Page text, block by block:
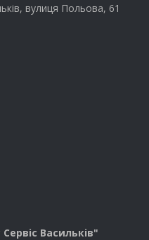
вулиця Польова, 61
Васильків"